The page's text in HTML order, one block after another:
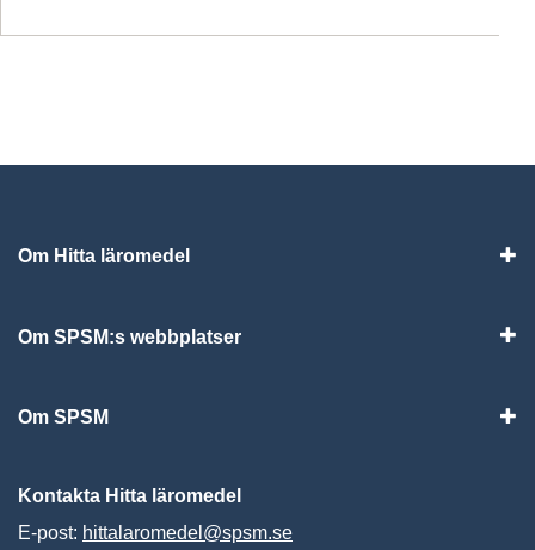
Om Hitta läromedel
Om SPSM:s webbplatser
Om SPSM
Kontakta Hitta läromedel
E-post: hittalaromedel@spsm.se